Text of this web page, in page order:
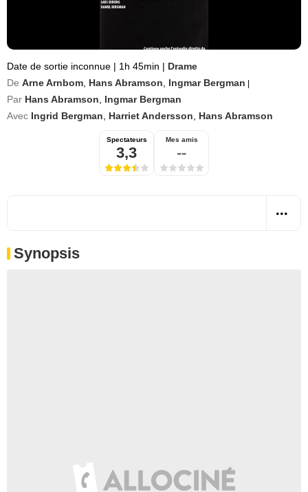
Date de sortie inconnue | 1h 45min | Drame
De Arne Arnbom Hans Abramson Ingmar Bergman
Par Hans Abramson
Ingmar Bergman
Avec Ingrid Bergman Harriet Andersson Hans Abramson
Spectateurs
3,3
Mes amis
--
Synopsis